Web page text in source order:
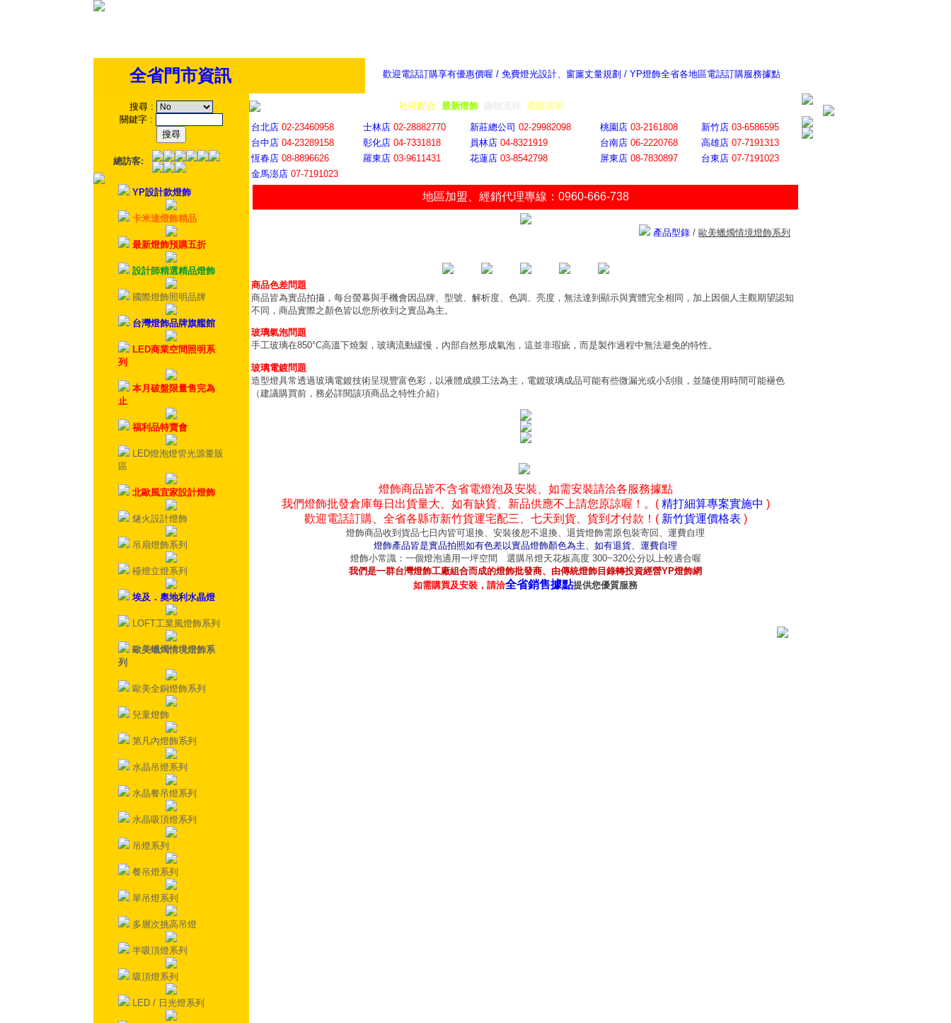
歡迎電話訂購享有優惠價喔 / 免費燈光設計、窗簾丈量規劃 / YP燈飾全省各地區電話訂購服務據點
全省門市資訊
搜尋 :
關鍵字 :
總訪客:
YP設計款燈飾
卡米達燈飾精品
最新燈飾預購五折
設計師精選精品燈飾
國際燈飾照明品牌
台灣燈飾品牌旗艦館
LED商業空間照明系
列
本月破盤限量售完為
止
福利品特賣會
LED燈泡燈管光源量販
區
北歐風宜家設計燈飾
燧火設計燈飾
吊扇燈飾系列
檯燈立燈系列
埃及．奧地利水晶燈
LOFT工業風燈飾系列
歐美蠟燭情境燈飾系
列
歐美全銅燈飾系列
兒童燈飾
第凡內燈飾系列
水晶吊燈系列
水晶餐吊燈系列
水晶吸頂燈系列
吊燈系列
餐吊燈系列
單吊燈系列
多層次挑高吊燈
半吸頂燈系列
吸頂燈系列
LED / 日光燈系列
社區配合 最新燈飾 選購清單
台北店 02-23460958 士林店 02-28882770 新莊總公司 02-29982098 桃園店 03-2161808 新竹店 03-6586595
台中店 04-23289158 彰化店 04-7331818 員林店 04-8321919 台南店 06-2220768 高雄店 07-7191313
恆春店 08-8896626 羅東店 03-9611431 花蓮店 03-8542798 屏東店 08-7830897 台東店 07-7191023
金馬澎店 07-7191023
地區加盟 經銷代理專線：0960-666-738
產品型錄 / 歐美蠟燭情境燈飾系列
商品色差問題
商品皆為實品拍攝，每台螢幕與手機會因品牌、型號、解析度、色調、亮度，無法達到顯示與實體完全相同，加上因個人主觀期望認知
不同，商品實際之顏色皆以您所收到之實品為主。
玻璃氣泡問題
手工玻璃在850°C高溫下燒製，玻璃流動緩慢，內部自然形成氣泡，這並非瑕疵，而是製作過程中無法避免的特性。
玻璃電鍍問題
造型燈具常透過玻璃電鍍技術呈現豐富色彩，以液體成膜工法為主，電鍍玻璃成品可能有些微漏光或小刮痕，並隨使用時間可能褪色
（建議購買前，務必詳閱該項商品之特性介紹）
燈飾商品皆不含省電燈泡及安裝、如需安裝請洽各服務據點
我們燈飾批發倉庫每日出貨量大、如有缺貨、新品供應不上請您原諒喔！。( 精打細算專案實施中 )
歡迎電話訂購、全省各縣市新竹貨運宅配三、七天到貨、貨到才付款！( 新竹貨運價格表 )
燈飾商品收到貨品七日內皆可退換、安裝後恕不退換、退貨燈飾需原包裝寄回、運費自理
燈飾產品皆是實品拍照如有色差以實品燈飾顏色為主、如有退貨、運費自理
燈飾小常識：一個燈泡適用一坪空間 選購吊燈天花板高度 300~320公分以上較適合喔
我們是一群台灣燈飾工廠組合而成的燈飾批發商、由傳統燈飾目錄轉投資經營YP燈飾網
如需購買及安裝，請洽全省銷售據點提供您優質服務